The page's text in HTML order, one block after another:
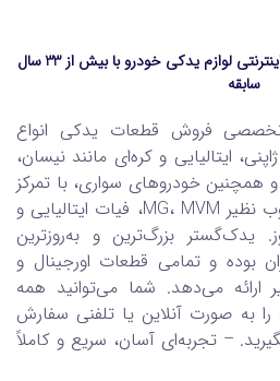
یدک‌گستر اولین بازار و فروشگاه اینترنتی لوازم یدکی خودرو با بیش از 33 سال
سابقه
فروش قطعات یدکی انواع
ایتالیایی و کره‌ای مانند نیسان،
و همچنین خودروهای سواری، با تمرکز
ویژه بر برندهای چینی محبوب نظیر MG، MVM، فیات ایتالیایی و
یدک‌گستر بزرگ‌ترین و به‌روزترین
بوده و تمامی قطعات اورجینال و
ارائه می‌دهد. شما می‌توانید همه
به صورت آنلاین یا تلفنی سفارش
– تجربه‌ای آسان، سریع و کاملاً